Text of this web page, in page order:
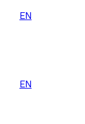
EN
EN